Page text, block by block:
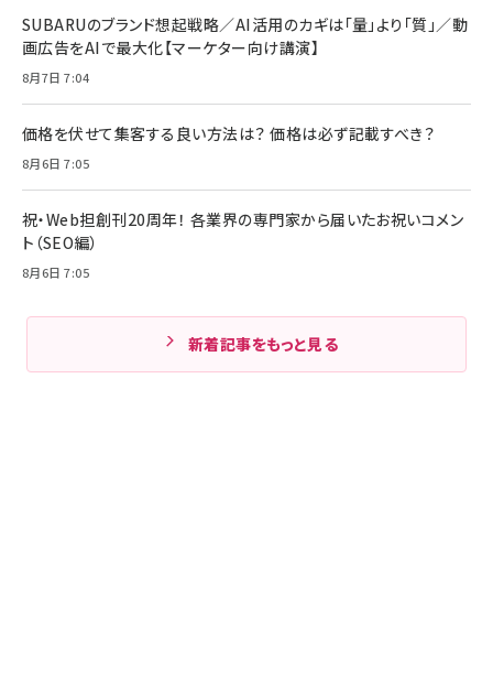
SUBARUのブランド想起戦略／AI活用のカギは「量」より「質」／動
画広告をAIで最大化【マーケター向け講演】
8月7日 7:04
価格を伏せて集客する良い方法は？ 価格は必ず記載すべき？
8月6日 7:05
祝・Web担創刊20周年！ 各業界の専門家から届いたお祝いコメン
ト（SEO編）
8月6日 7:05
新着記事をもっと見る